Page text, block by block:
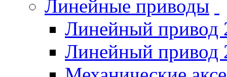
Линейные приводы
Линейный привод
Линейный привод